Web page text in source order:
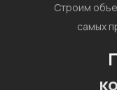
Строим
самых